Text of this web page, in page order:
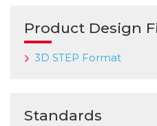
Product Design
3D STEP Format
Standards